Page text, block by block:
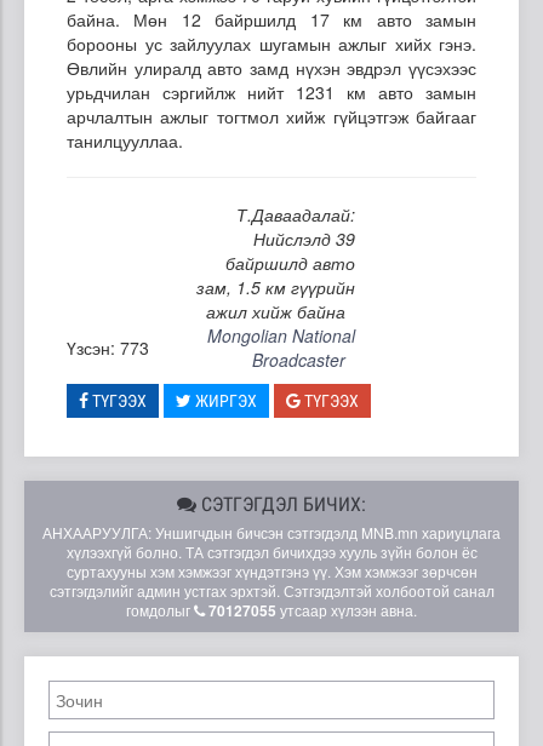
байна. Мөн 12 байршилд 17 км авто замын
борооны ус зайлуулах шугамын ажлыг хийх гэнэ.
Өвлийн улиралд авто замд нүхэн эвдрэл үүсэхээс
урьдчилан сэргийлж нийт 1231 км авто замын
арчлалтын ажлыг тогтмол хийж гүйцэтгэж байгааг
танилцууллаа.
Т.Даваадалай:
Нийслэлд 39
байршилд авто
зам, 1.5 км гүүрийн
ажил хийж байна
Үзсэн: 773
Mongolian National
Broadcaster
ТҮГЭЭХ ЖИРГЭХ ТҮГЭЭХ
СЭТГЭГДЭЛ БИЧИХ:
АНХААРУУЛГА: Уншигчдын бичсэн сэтгэгдэлд MNB.mn хариуцлага
хүлээхгүй болно. ТА сэтгэгдэл бичихдээ хууль зүйн болон ёс
суртахууны хэм хэмжээг хүндэтгэнэ үү. Хэм хэмжээг зөрчсөн
сэтгэгдэлийг админ устгах эрхтэй. Сэтгэгдэлтэй холбоотой санал
гомдолыг
70127055 утсаар хүлээн авна.